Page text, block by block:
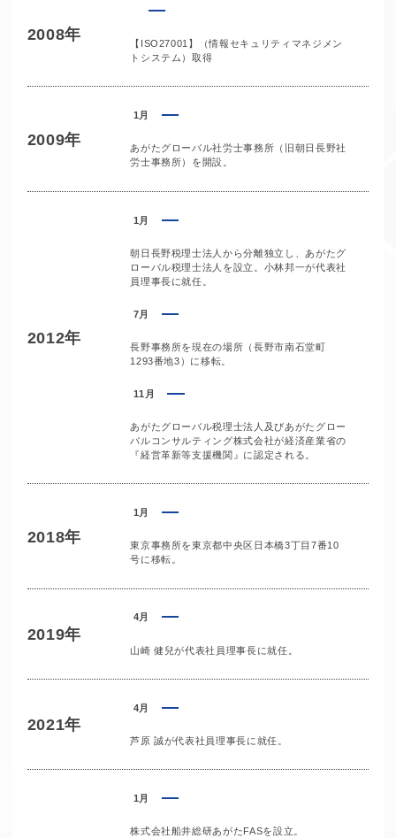
2008年
【ISO27001】（情報セキュリティマネジメン
トシステム）取得
2009年
1月
あがたグローバル社労士事務所（旧朝日長野社
労士事務所）を開設。
2012年
1月
朝日長野税理士法人から分離独立し、あがたグ
ローバル税理士法人を設立。小林邦一が代表社
員理事長に就任。
7月
長野事務所を現在の場所（長野市南石堂町
1293番地3）に移転。
11月
あがたグローバル税理士法人及びあがたグロー
バルコンサルティング株式会社が経済産業省の
『経営革新等支援機関』に認定される。
2018年
1月
東京事務所を東京都中央区日本橋3丁目7番10
号に移転。
2019年
4月
山崎 健兒が代表社員理事長に就任。
2021年
4月
芦原 誠が代表社員理事長に就任。
1月
株式会社船井総研あがたFASを設立。